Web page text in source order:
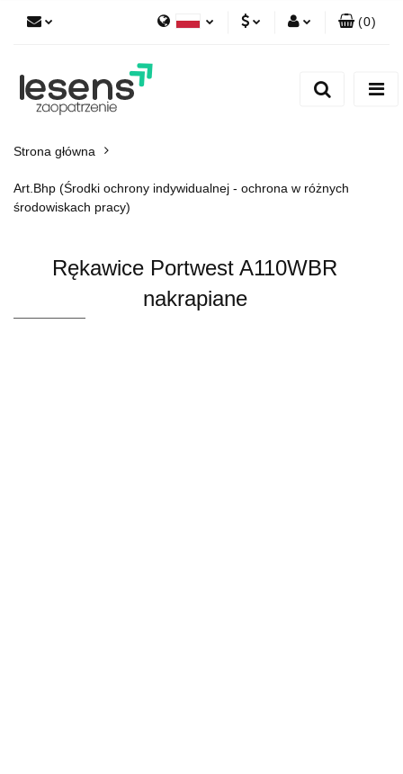
(0)
Strona główna
Art.Bhp (Środki ochrony indywidualnej - ochrona w różnych
środowiskach pracy)
Rękawice Portwest A110WBR
nakrapiane